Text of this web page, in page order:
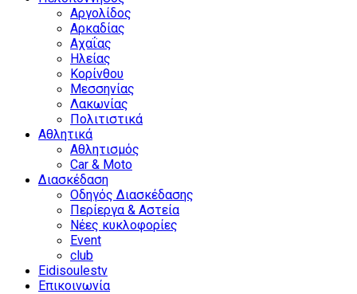
Αργολίδος
Αρκαδίας
Αχαΐας
Ηλείας
Κορίνθου
Μεσσηνίας
Λακωνίας
Πολιτιστικά
Αθλητικά
Αθλητισμός
Car & Moto
Διασκέδαση
Οδηγός Διασκέδασης
Περίεργα & Αστεία
Νέες κυκλοφορίες
Event
club
Eidisoulestv
Επικοινωνία